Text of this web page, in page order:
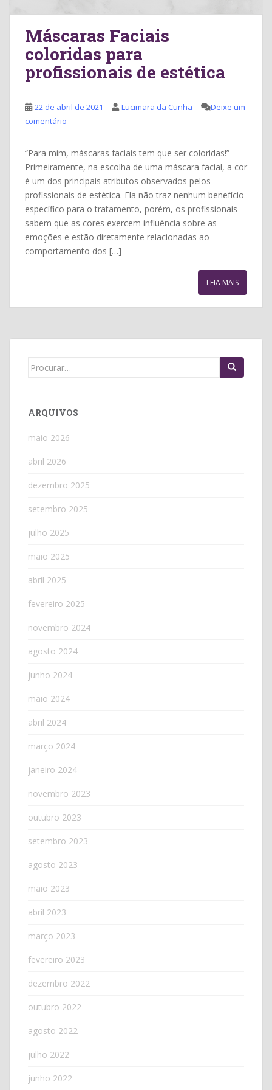
Máscaras Faciais
coloridas para
profissionais de estética
22 de abril de 2021 Lucimara da Cunha
Deixe um
comentário
“Para mim, máscaras faciais tem que ser coloridas!”
Primeiramente, na escolha de uma máscara facial, a cor
é um dos principais atributos observados pelos
profissionais de estética. Ela não traz nenhum benefício
específico para o tratamento, porém, os profissionais
sabem que as cores exercem influência sobre as
emoções e estão diretamente relacionadas ao
comportamento dos […]
LEIA MAIS
Search
ARQUIVOS
maio 2026
abril 2026
dezembro 2025
setembro 2025
julho 2025
maio 2025
abril 2025
fevereiro 2025
novembro 2024
agosto 2024
junho 2024
maio 2024
abril 2024
março 2024
janeiro 2024
novembro 2023
outubro 2023
setembro 2023
agosto 2023
maio 2023
abril 2023
março 2023
fevereiro 2023
dezembro 2022
outubro 2022
agosto 2022
julho 2022
junho 2022